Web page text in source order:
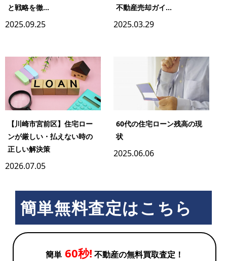
と戦略を徹...
2025.09.25
不動産売却ガイ...
2025.03.29
【川崎市宮前区】住宅ロー
ンが厳しい・払えない時の
正しい解決策
2026.07.05
60代の住宅ローン残高の現
状
2025.06.06
簡単無料査定はこちら
簡単 60秒! 不動産の無料買取査定！